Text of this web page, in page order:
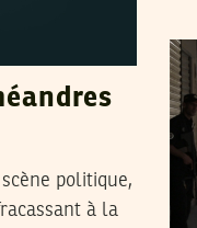
politique,
à la